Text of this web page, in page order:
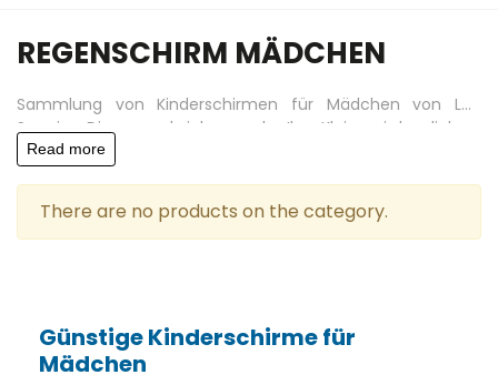
REGENSCHIRM MÄDCHEN
Sammlung von Kinderschirmen für Mädchen von LOL
Surprise, Disney und vielem mehr. Ihre Kleine wird es lieben,
mit ihrem Regenschirm und Gummistiefeln im Regen zu
Unabhängigkeit spüren. Die kindlichen und lustigen Details
unserer Artikel lassen sich auch an regnerischen Tagen
Read more
There are no products on the category.
Günstige Kinderschirme für
Mädchen